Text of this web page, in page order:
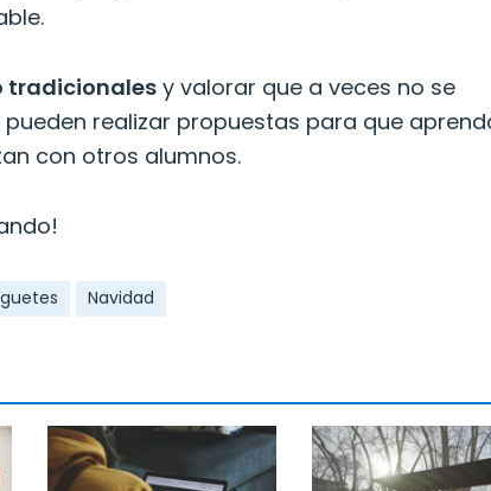
tradicionales y valorar que a veces no se
realizar propuestas para que
con otros alumnos.
Navidad